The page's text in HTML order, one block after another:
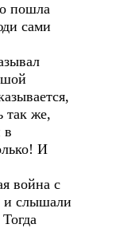
пошла
сами
так же,
в
И
война с
и слышали